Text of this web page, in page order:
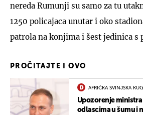
nereda Rumunji su samo za tu
1250 policajaca unutar i oko
patrola na konjima i šest jedinica s
PROČITAJTE I OVO
AFRIČKA SVINJSKA
Upozorenje
odlascima u šumu i